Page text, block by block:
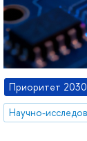
Приоритет 2030